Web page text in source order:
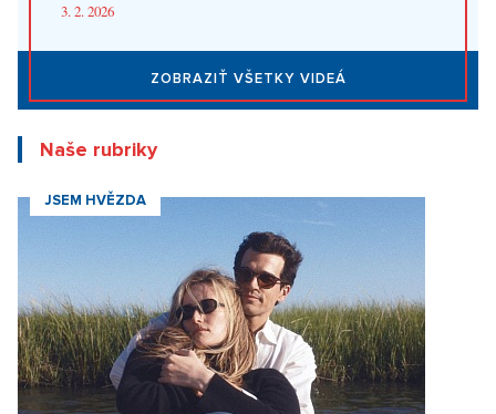
3. 2. 2026
ZOBRAZIŤ VŠETKY VIDEÁ
Naše rubriky
JSEM HVĚZDA